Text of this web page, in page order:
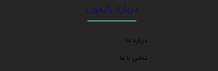
درباره رایفون
درباره ما
تماس با ما